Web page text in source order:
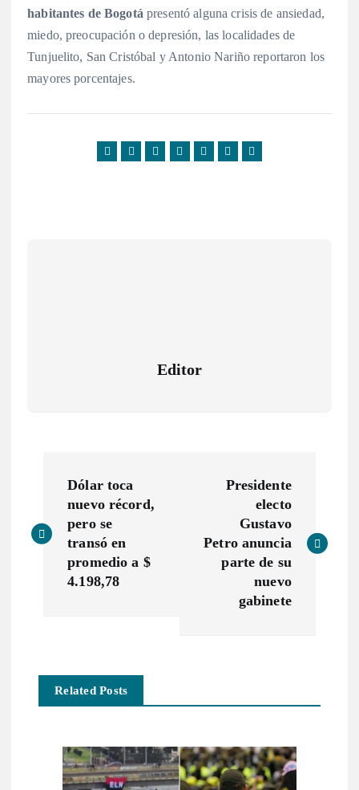
habitantes de Bogotá presentó alguna crisis de ansiedad,
miedo, preocupación o depresión, las localidades de
Tunjuelito, San Cristóbal y Antonio Nariño reportaron los
mayores porcentajes.
Editor
v
a
c
Dólar toca
nuevo récord,
pero se
transó en
promedio a $
4.198,78
Presidente
electo
Gustavo
Petro anuncia
parte de su
nuevo
gabinete
Related Posts